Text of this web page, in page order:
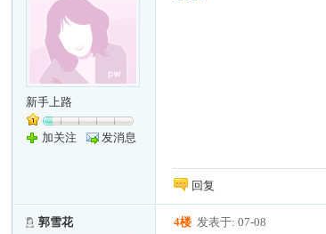
新手上路
加关注 发消息
回复
郭雪花 4楼 发表于: 07-08